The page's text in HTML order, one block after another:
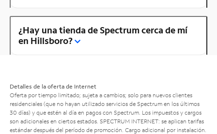
¿Hay una tienda de Spectrum cerca de mí
en Hillsboro?
Detalles de la oferta de Internet
Oferta por tiempo limitado; sujeta a cambios; solo para nuevos clientes
residenciales (que no hayan utilizado servicios de Spectrum en los últimos
30 días) y que estén al día en pagos con Spectrum. Los impuestos y cargos
son adicionales en ciertos estados. SPECTRUM INTERNET: se aplican tarifas
estándar después del período de promoción. Cargo adicional por instalación.